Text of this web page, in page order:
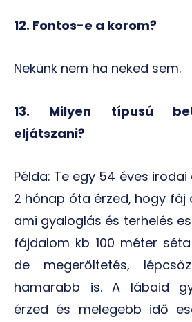
12. Fontos-e a korom?
Nekünk nem ha neked sem.
13. Milyen típusú
eljátszani?
Példa: Te egy 54 éves
2 hónap óta érzed, hogy fáj
ami gyaloglás és terhelés
fájdalom kb 100 méter
de megerőltetés,
hamarabb is. A lábaid
érzed és melegebb idő